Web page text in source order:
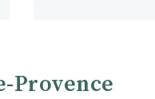
Provence